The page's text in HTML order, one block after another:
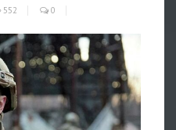
552 0